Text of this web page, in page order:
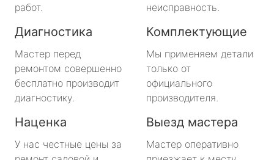
работ.
неисправность.
Диагностика
Мастер перед
ремонтом совершенно
бесплатно производит
диагностику.
Комплектующие
Мы применяем детали
только от
официального
производителя.
Наценка
У нас честные цены за
Выезд мастера
Мастер оперативно